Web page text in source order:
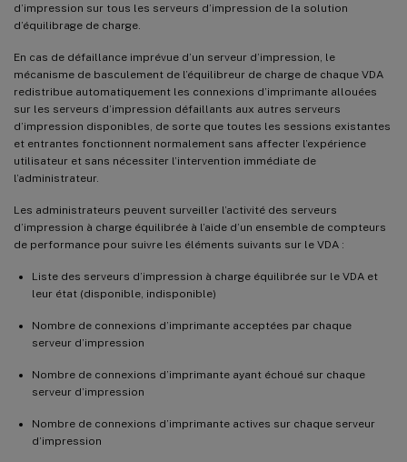
d’impression sur tous les serveurs d’impression de la solution
d’équilibrage de charge.
En cas de défaillance imprévue d’un serveur d’impression, le
mécanisme de basculement de l’équilibreur de charge de chaque VDA
redistribue automatiquement les connexions d’imprimante allouées
sur les serveurs d’impression défaillants aux autres serveurs
d’impression disponibles, de sorte que toutes les sessions existantes
et entrantes fonctionnent normalement sans affecter l’expérience
utilisateur et sans nécessiter l’intervention immédiate de
l’administrateur.
Les administrateurs peuvent surveiller l’activité des serveurs
d’impression à charge équilibrée à l’aide d’un ensemble de compteurs
de performance pour suivre les éléments suivants sur le VDA :
Liste des serveurs d’impression à charge équilibrée sur le VDA et
leur état (disponible, indisponible)
Nombre de connexions d’imprimante acceptées par chaque
serveur d’impression
Nombre de connexions d’imprimante ayant échoué sur chaque
serveur d’impression
Nombre de connexions d’imprimante actives sur chaque serveur
d’impression